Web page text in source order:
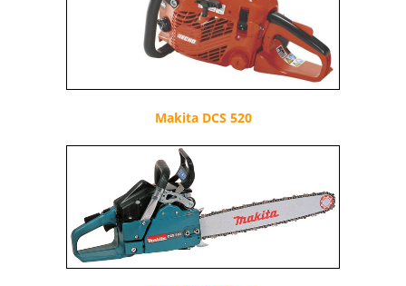
Makita DCS 520